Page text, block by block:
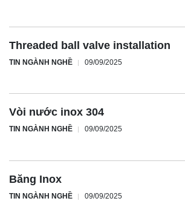
Threaded ball valve installation
TIN NGÀNH NGHỀ 09/09/2025
Vòi nước inox 304
TIN NGÀNH NGHỀ 09/09/2025
Băng Inox
TIN NGÀNH NGHỀ 09/09/2025